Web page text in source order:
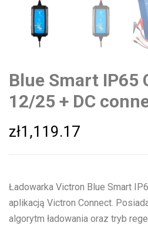
Blue Smart IP65
12/25 + DC
zł1,119.17
Ładowarka Victron Blue Smart
aplikacją Victron Connect.
algorytm ładowania oraz tryb